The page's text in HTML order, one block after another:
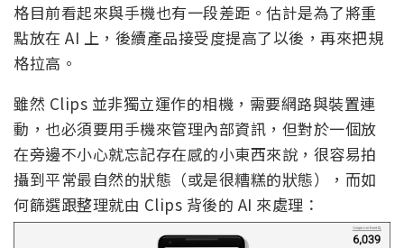
格目前看起來與手機也有一段差距。估計是為了將重
點放在 AI 上，後續產品接受度提高了以後，再來把規
格拉高。
雖然 Clips 並非獨立運作的相機，需要網路與裝置連
動，也必須要用手機來管理內部資訊，但對於一個放
在旁邊不小心就忘記存在感的小東西來說，很容易拍
攝到平常最自然的狀態（或是很糟糕的狀態），而如
何篩選跟整理就由 Clips 背後的 AI 來處理：